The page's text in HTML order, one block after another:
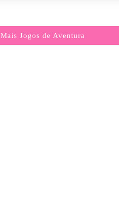
Mais Jogos de Aventura